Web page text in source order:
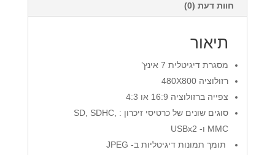
חוות דעת (0)
תיאור
מסגרת דיגיטלית 7 אינץ’
רזולוציה 480X800
צפייה ברזולוציה 16:9 או 4:3
סוגים שונים של כרטיסי זיכרון : SD, SDHC,
MMC ו- USBx2
תומך תמונות דיגיטליות ב- JPEG